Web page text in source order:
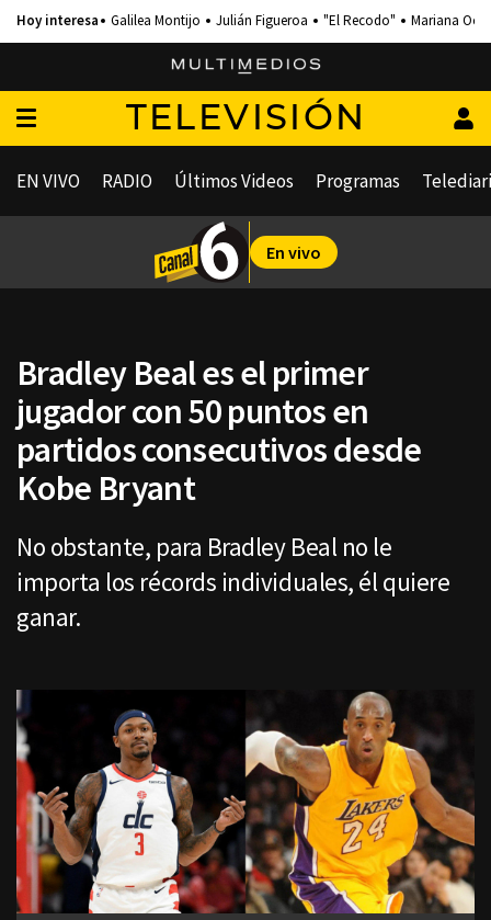
Galilea Montijo Julián Figueroa "El Recodo" Mariana
TELEVISIÓN
EN VIVO RADIO Últimos Videos Programas
En vivo
Bradley Beal es el primer
jugador con 50 puntos en
partidos consecutivos desde
Kobe Bryant
No obstante, para Bradley Beal no le
importa los récords individuales, él quiere
ganar.